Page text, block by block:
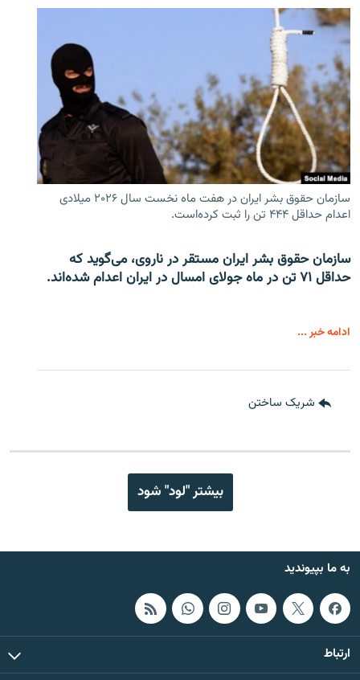
سازمان حقوق بشر ایران در هفت ماه نخست سال ۲۰۲۶ میلادی
اعدام حداقل ۴۴۴ تن را ثبت کرده‌است.
سازمان حقوق بشر ایران مستقر در ناروی، می‌گوید که
حداقل ۷۱ تن در ماه جولای امسال در ایران اعدام شده‌اند.
ادامه خبر ...
شریک ساختن
بیشتر "لود" شود
به ما بپیوندید
ارتباط